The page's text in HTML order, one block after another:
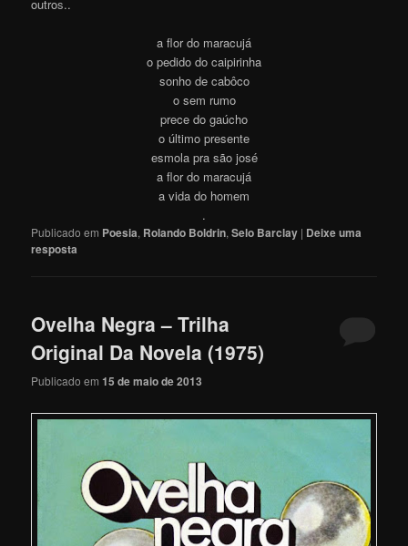
outros..
a flor do maracujá
o pedido do caipirinha
sonho de cabôco
o sem rumo
prece do gaúcho
o último presente
esmola pra são josé
a flor do maracujá
a vida do homem
.
Publicado em Poesia, Rolando Boldrin,Selo Barclay | Deixe uma
resposta
Ovelha Negra – Trilha
Original Da Novela (1975)
Publicado em15 de maio de 2013